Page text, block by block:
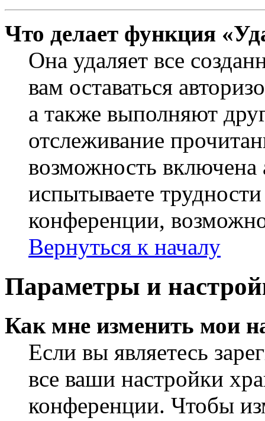
Что делает функция
Она удаляет все
вам оставаться
а также выполняют
отслеживание
возможность
испытываете
конференции,
Вернуться к началу
Параметры и
Как мне изменить мои
Если вы являетесь
все ваши настройки
конференции. Чтобы